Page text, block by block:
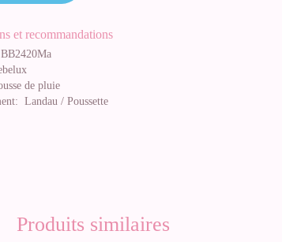
et recommandations
BB2420Ma
de pluie
Landau / Poussette
Produits similaires